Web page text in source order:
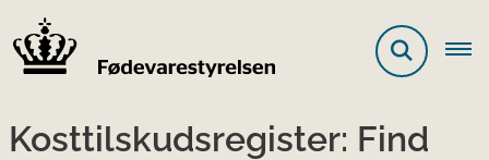
Kosttilskudsregister: Find